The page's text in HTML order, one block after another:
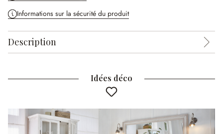
Informations sur la sécurité du produit
Description
Idées déco